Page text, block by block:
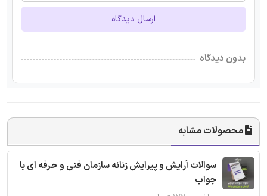
ارسال دیدگاه
بدون دیدگاه
محصولات مشابه
سوالات آرایش و پیرایش زنانه سازمان فنی و حرفه ای با
جواب